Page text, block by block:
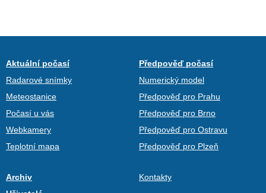
Aktuální počasí
Radarové snímky
Meteostanice
Počasí u vás
Webkamery
Teplotní mapa
Předpověď počasí
Numerický model
Předpověď pro Prahu
Předpověď pro Brno
Předpověď pro Ostravu
Předpověď pro Plzeň
Archiv
Kontakty